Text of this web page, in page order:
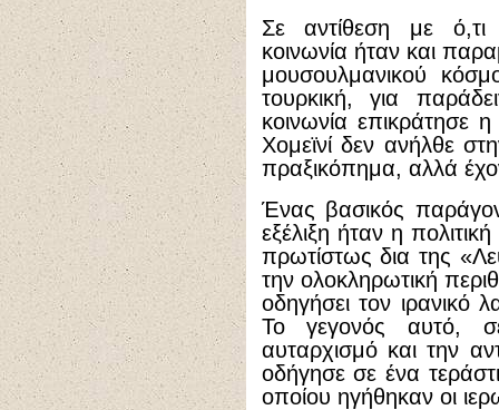
Σε αντίθεση με ό,τι
κοινωνία ήταν και
μουσουλμανικού
τουρκική, για
κοινωνία επικράτησε
Χομεϊνί δεν ανήλθε
πραξικόπημα, αλλά
Ένας βασικός
εξέλιξη ήταν η
πρωτίστως δια της
την ολοκληρωτική
οδηγήσει τον
Το γεγονός αυτό,
αυταρχισμό και την
οδήγησε σε ένα
οποίου ηγήθηκαν οι